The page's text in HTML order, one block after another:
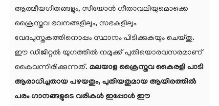
ആത്മീയഗീതങ്ങളും, സീയോൻ ഗീതാവലിയുമൊക്കെ
ക്രൈസ്തവ ഭവനങ്ങളിലും, സഭകളിലും
വേദപുസ്തകത്തിനൊപ്പം സ്ഥാനം പിടിക്കുകയും ചെയ്തു.
ഈ ഡിജിറ്റൽ യുഗത്തിൽ നമുക്ക് പുതിയൊരവസരമാണ്
കൈവന്നിരിക്കുന്നത്. മലയാള ക്രൈസ്തവ കൈരളി പാടി
ആരാധിച്ചതായ പഴയതും, പുതിയതുമായ ആയിരത്തില്‍
പരം ഗാനങ്ങളുടെ വരികള്‍ ഇപ്പോള്‍ ഈ